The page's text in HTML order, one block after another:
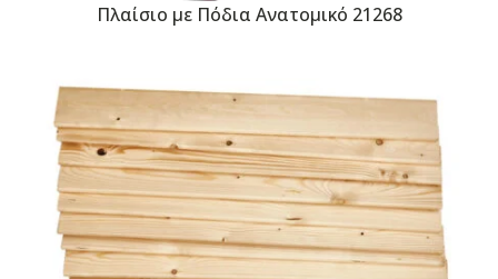
Πλαίσιο με Πόδια Ανατομικό 21268